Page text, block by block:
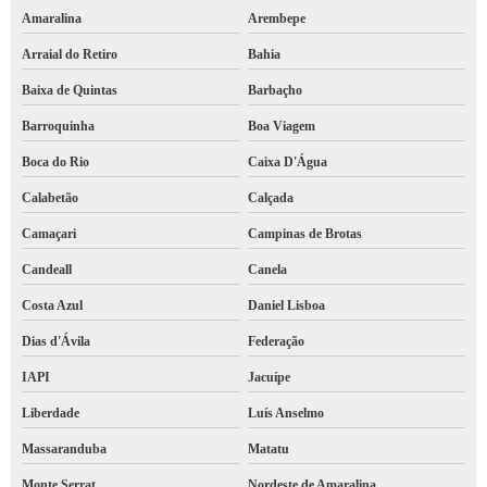
brigada contra incêndio contratar Casa Nova
brigada de bombeiros Cajazeiras
serviço de brigada de emergência Jaguaquara
serviço de brigada de bombeiros Boa Viagem
brigada emergência contratar Tucano
brigada bombeiro contratar Barreiras
empresa de brigada incêndios Graça
brigada emergência Brumado
Amaralina Arembepe
Arraial do Retiro Bahia
Baixa de Quintas Barbaçho
Barroquinha Boa Viagem
Boca do Rio Caixa D'Água
Calabetão Calçada
Camaçari Campinas de Brotas
Candeall Canela
Costa Azul Daniel Lisboa
Dias d'Ávila Federação
IAPI Jacuípe
Liberdade Luís Anselmo
Massaranduba Matatu